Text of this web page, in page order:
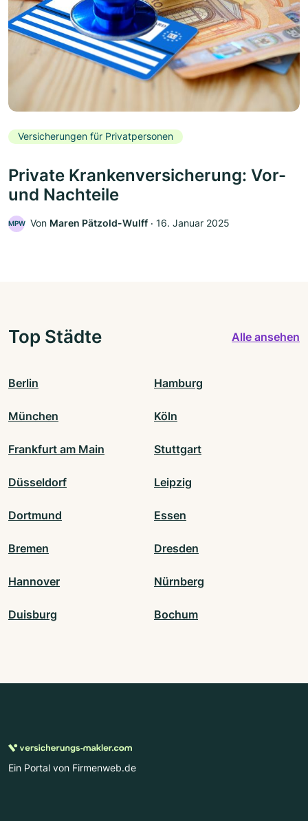
Versicherungen für Privatpersonen
Private Krankenversicherung: Vor-
und Nachteile
MPW Von Maren Pätzold-Wulff ‧ 16. Januar 2025
Top Städte Alle ansehen
Berlin Hamburg
München Köln
Frankfurt am Main Stuttgart
Düsseldorf Leipzig
Dortmund Essen
Bremen Dresden
Hannover Nürnberg
Duisburg Bochum
Ein Portal von Firmenweb.de